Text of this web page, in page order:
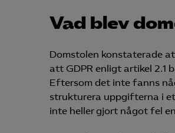
Vad blev
Domstolen konstaterade
att GDPR enligt artikel 2.1
Eftersom det inte fanns
strukturera uppgifterna i
inte heller gjort något fel